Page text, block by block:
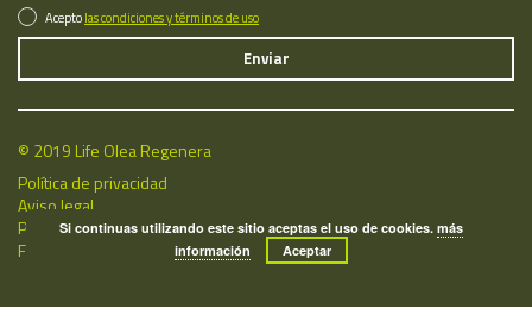
Aceptolas condiciones y términos de uso
© 2019 Life Olea Regenera
Política de privacidad
Aviso legal
Política de cookies
Fecha de última actualización: 09/08/2026
Si continuas utilizando este sitio aceptas el uso de cookies.más
información
Aceptar